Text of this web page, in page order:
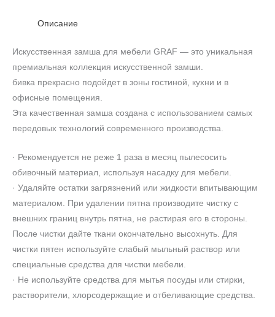
Описание
Искусственная замша для мебели GRAF — это уникальная
премиальная коллекция искусственной замши.
бивка прекрасно подойдет в зоны гостиной, кухни и в
офисные помещения.
Эта качественная замша создана с использованием самых
передовых технологий современного производства.
· Рекомендуется не реже 1 раза в месяц пылесосить
обивочный материал, используя насадку для мебели.
· Удаляйте остатки загрязнений или жидкости впитывающим
материалом. При удалении пятна производите чистку с
внешних границ внутрь пятна, не растирая его в стороны.
После чистки дайте ткани окончательно высохнуть. Для
чистки пятен используйте слабый мыльный раствор или
специальные средства для чистки мебели.
· Не используйте средства для мытья посуды или стирки,
растворители, хлорсодержащие и отбеливающие средства.